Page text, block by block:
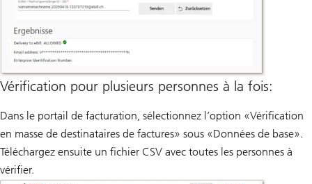
Vérification pour plusieurs personnes à la fois:
Dans le portail de facturation, sélectionnez l’option «Vérification
en masse de destinataires de factures» sous «Données de base».
Téléchargez ensuite un fichier CSV avec toutes les personnes à
vérifier.